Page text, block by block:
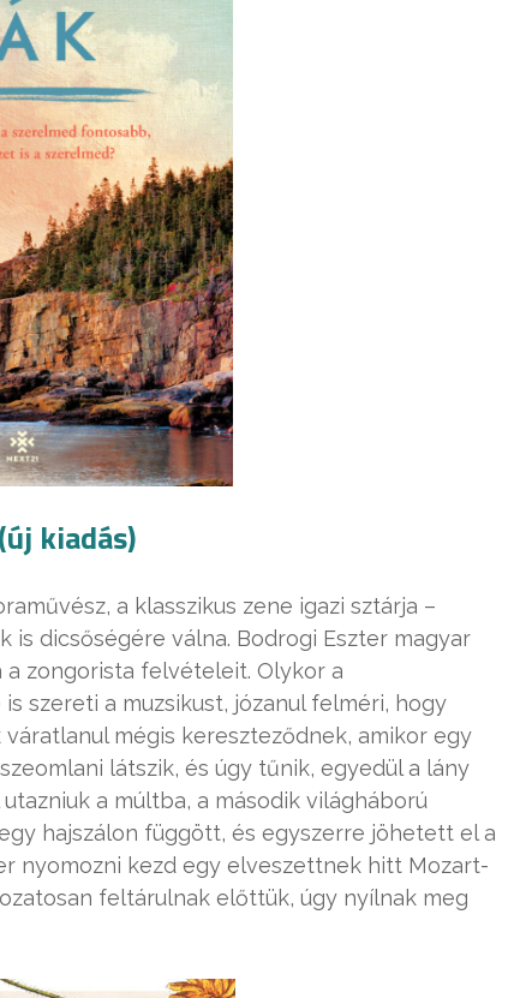
kiadás)
a klasszikus zene igazi sztárja –
dicsőségére válna. Bodrogi Eszter magyar
a zongorista felvételeit. Olykor a
szereti a muzsikust, józanul felméri, hogy
mégis kereszteződnek, amikor egy
látszik, és úgy tűnik, egyedül a lány
a múltba, a második világháború
hajszálon függött, és egyszerre jöhetett el a
nyomozni kezd egy elveszettnek hitt Mozart-
feltárulnak előttük, úgy nyílnak meg